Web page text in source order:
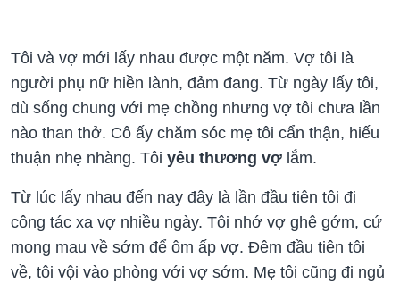
Tôi và vợ mới lấy nhau được một năm. Vợ tôi là
người phụ nữ hiền lành, đảm đang. Từ ngày lấy tôi,
dù sống chung với mẹ chồng nhưng vợ tôi chưa lần
nào than thở. Cô ấy chăm sóc mẹ tôi cẩn thận, hiếu
thuận nhẹ nhàng. Tôi yêu thương vợ lắm.
Từ lúc lấy nhau đến nay đây là lần đầu tiên tôi đi
công tác xa vợ nhiều ngày. Tôi nhớ vợ ghê gớm, cứ
mong mau về sớm để ôm ấp vợ. Đêm đầu tiên tôi
về, tôi vội vào phòng với vợ sớm. Mẹ tôi cũng đi ngủ